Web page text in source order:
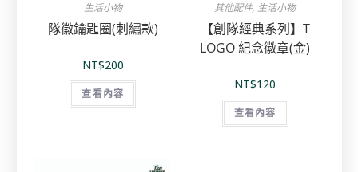
生活小物
隊徽鑰匙圈(刺繡款)
NT$200
查看內容
其他配件, 生活小物
【創隊經典系列】T
LOGO 紀念徽章(金)
NT$120
查看內容